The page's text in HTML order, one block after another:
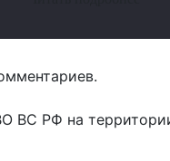
ВС РФ на